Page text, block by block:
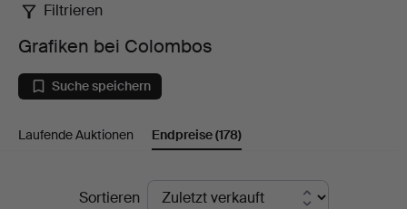
Grafiken
bei
Colombos
Filtrieren
Grafiken bei Colombos
Suche speichern
Laufende Auktionen Endpreise(178)
EndpreiseSortieren